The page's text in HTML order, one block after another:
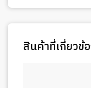
สินค้าที่เกี่ยวข้